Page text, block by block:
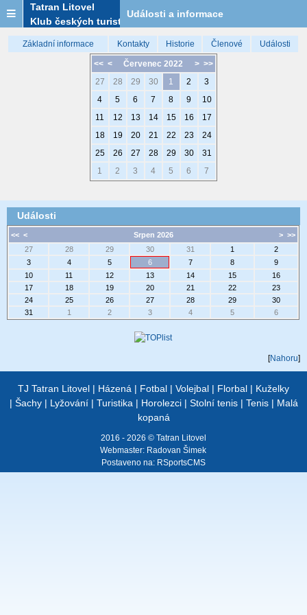
Tatran Litovel
Klub českých turistů
Události a informace
Základní informace Kontakty Historie Členové Události
<< < > >>
Červenec 2022
27
28 29 30 1 2
3
4
5 6 7 8 9
10
11
12 13 14 15 16
17
18
19 20 21 22 23
24
25
26 27 28 29 30
31
1
2 3 4 5 6 7
Události
<< < > >>
Srpen 2026
27
28 29 30 31 1
2
3
4 5 6 7 8
9
10
11 12 13 14 15
16
17
18 19 20 21 22
23
24
25 26 27 28 29
30
31
1 2 3 4 5 6
[Nahoru]
TJ Tatran Litovel | Házená | Fotbal | Volejbal | Florbal | Kuželky
| Šachy| Lyžování| Turistika | Horolezci| Stolní tenis| Tenis| Malá
kopaná
2016 - 2026 © Tatran Litovel
Webmaster: Radovan Šimek
Postaveno na: RSportsCMS